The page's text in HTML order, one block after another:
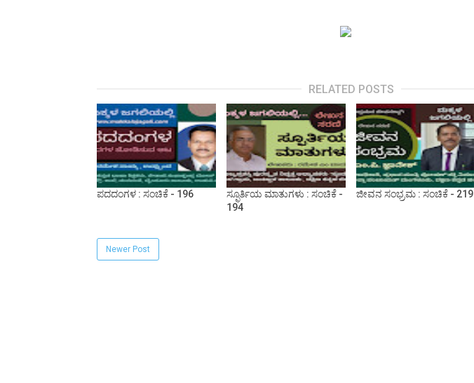
RELATED POSTS
ಪದದಂಗಳ : ಸಂಚಿಕೆ - 196
ಸ್ಫೂರ್ತಿಯ ಮಾತುಗಳು : ಸಂಚಿಕೆ -
194
ಜೀವನ ಸಂಭ್ರಮ : ಸಂಚಿಕೆ - 219
Newer Post